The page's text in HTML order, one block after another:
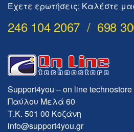
Έχετε ερωτήσεις; Καλέστε
246 104 2067 / 698
Support4you – on line technostore
Παύλου Μελά 60
Τ.Κ. 501 00 Κοζάνη
info@support4you.gr